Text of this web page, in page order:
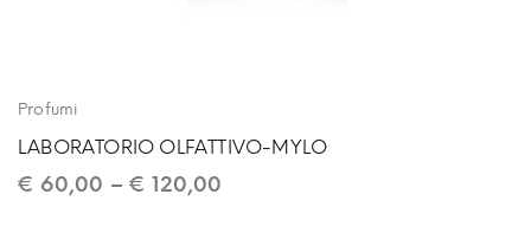
Profumi
LABORATORIO OLFATTIVO-MYLO
€ 60,00 –€ 120,00